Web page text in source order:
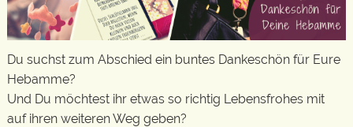
Du suchst zum Abschied ein buntes Dankeschön für Eure
Hebamme?
Und Du möchtest ihr etwas so richtig Lebensfrohes mit
auf ihren weiteren Weg geben?